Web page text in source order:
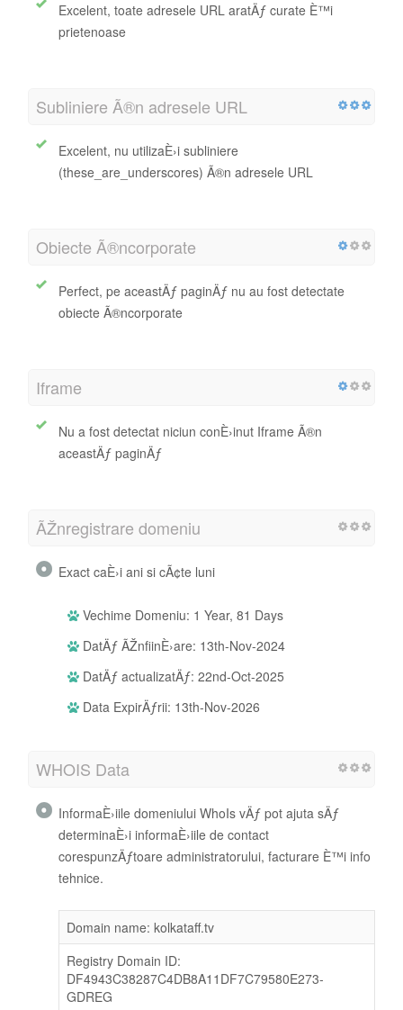
Excelent, toate adresele URL aratÄƒ curate È™i
prietenoase
Subliniere Ã®n adresele URL
Excelent, nu utilizaÈ›i subliniere
(these_are_underscores) Ã®n adresele URL
Obiecte Ã®ncorporate
Perfect, pe aceastÄƒ paginÄƒ nu au fost detectate
obiecte Ã®ncorporate
Iframe
Nu a fost detectat niciun conÈ›inut Iframe Ã®n
aceastÄƒ paginÄƒ
ÃŽnregistrare domeniu
Exact caÈ›i ani si cÃ¢te luni
Vechime Domeniu: 1 Year, 81 Days
DatÄƒ ÃŽnfiinÈ›are: 13th-Nov-2024
DatÄƒ actualizatÄƒ: 22nd-Oct-2025
Data ExpirÄƒrii: 13th-Nov-2026
WHOIS Data
InformaÈ›iile domeniului WhoIs vÄƒ pot ajuta sÄƒ
determinaÈ›i informaÈ›iile de contact
corespunzÄƒtoare administratorului, facturare È™i info
tehnice.
Domain name: kolkataff.tv
Registry Domain ID:
DF4943C38287C4DB8A11DF7C79580E273-
GDREG